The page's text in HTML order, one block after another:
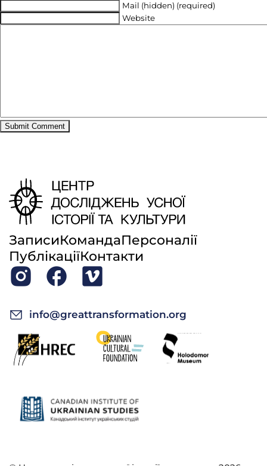
Mail (hidden) (required)
Website
ЗаписиКомандаПерсоналії
ПублікаціїКонтакти
info@greattransformation.org